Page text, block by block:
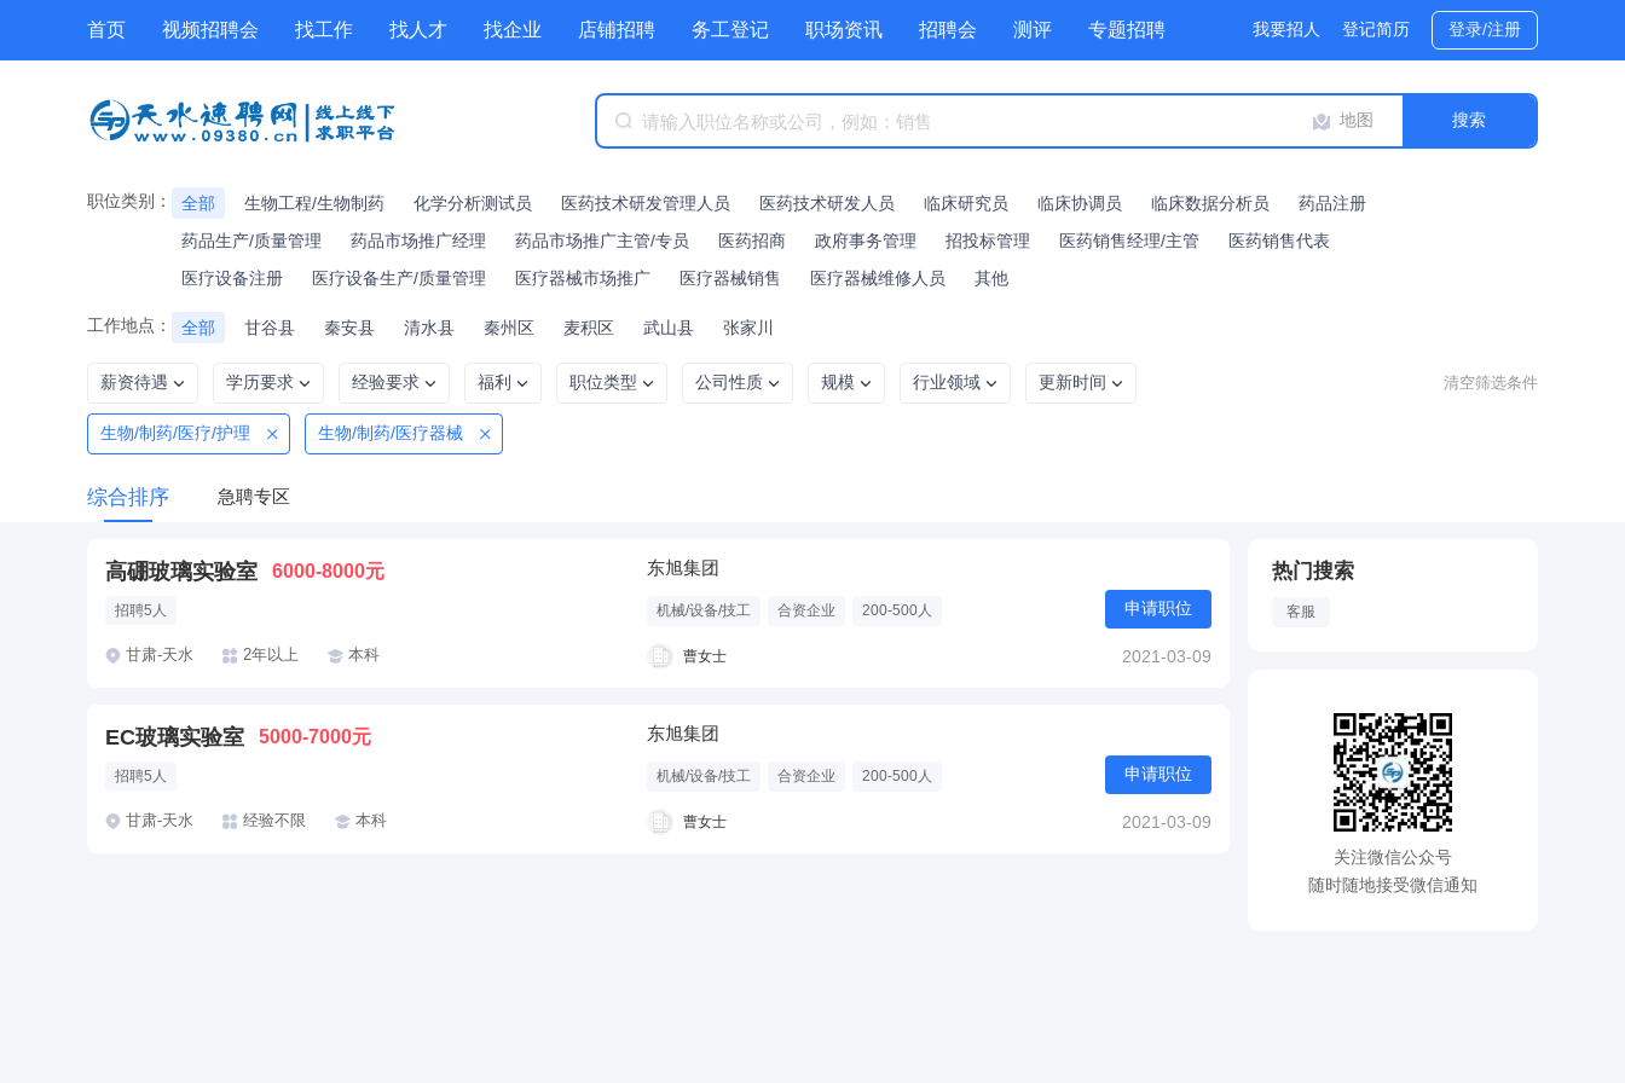
首页 视频招聘会 找工作 找人才 找企业 店铺招聘 务工登记 职场资讯 招聘会 测评 专题招聘 我要招人 登记简历 登录/注册
地图
职位类别： 全部 生物工程/生物制药 化学分析测试员 医药技术研发管理人员 医药技术研发人员 临床研究员 临床协调员 临床数据分析员
药品注册
药品生产/质量管理
药品市场推广经理 药品市场推广主管/专员 医药招商 政府事务管理 招投标管理 医药销售经理/主管
医药销售代表
医疗设备注册
医疗设备生产/质量管理 医疗器械市场推广 医疗器械销售 医疗器械维修人员 其他
工作地点： 全部 甘谷县 秦安县 清水县 秦州区 麦积区 武山县 张家川
薪资待遇 学历要求 经验要求 福利 职位类型 公司性质 规模 行业领域 更新时间
生物/制药/医疗/护理 生物/制药/医疗器械
清空筛选条件
综合排序 急聘专区
高硼玻璃实验室 6000-8000元
招聘5人
甘肃-天水 2年以上 本科
东旭集团
机械/设备/技工 合资企业 200-500人 申请职位
曹女士 2021-03-09
EC玻璃实验室 5000-7000元
招聘5人
甘肃-天水 经验不限 本科
东旭集团
机械/设备/技工 合资企业 200-500人 申请职位
曹女士 2021-03-09
热门搜索
客服
关注微信公众号
随时随地接受微信通知